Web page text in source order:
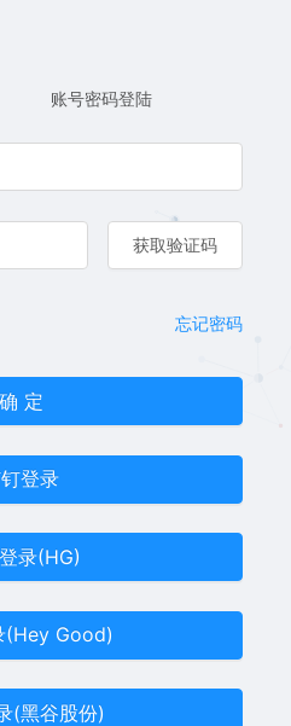
账号密码登陆
获取验证码
忘记密码
确 定
登录
录(HG)
(Hey Good)
(黑谷股份)